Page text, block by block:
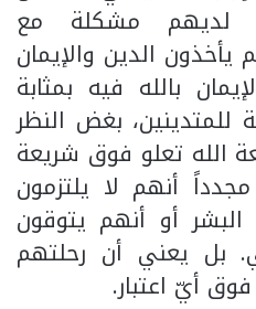
لديهم مشكلة مع
يأخذون الدين والإيمان
بالله فيه بمثابة
للمتدينين، بغض النظر
الله تعلو فوق شريعة
أنهم لا يلتزمون
البشر أو أنهم يتوقون
بل يعني أن رحلتهم
فوق أيّ اعتبار.